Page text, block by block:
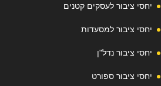
יחסי ציבור לעסקים קטנים
יחסי ציבור למסעדות
יחסי ציבור נדל"ן
יחסי ציבור ספורט